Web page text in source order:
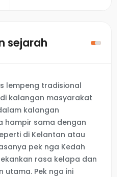
sejarah
lempeng tradisional
kalangan masyarakat
kalangan
hampir sama dengan
di Kelantan atau
pek nga Kedah
rasa kelapa dan
utama. Pek nga ini